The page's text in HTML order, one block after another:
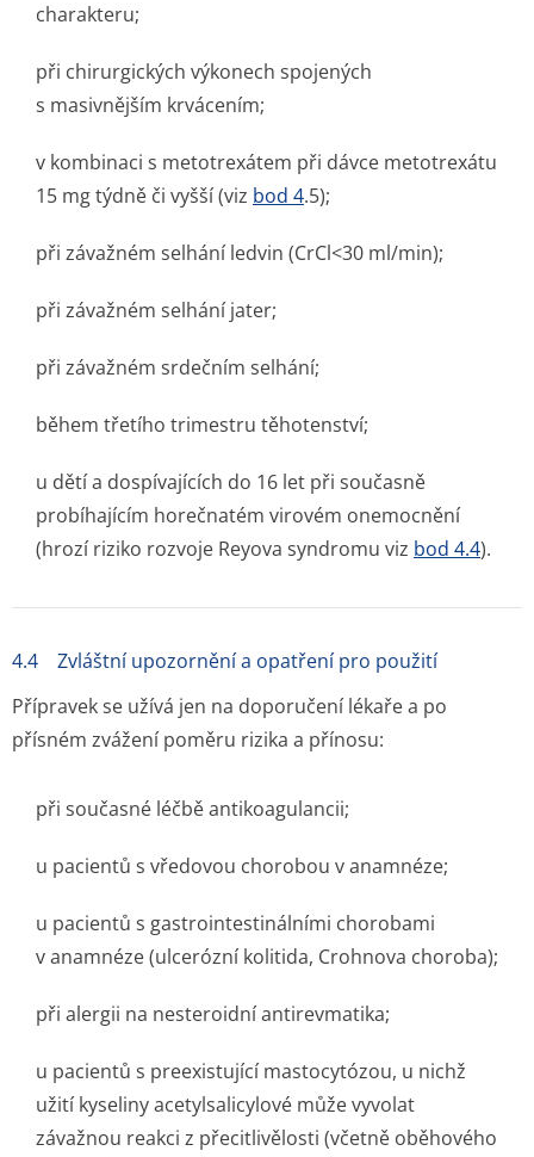
charakteru;
při chirurgických výkonech spojených
s masivnějším krvácením;
v kombinaci s metotrexátem při dávce metotrexátu
15 mg týdně či vyšší (viz bod 4.5);
při závažném selhání ledvin (CrCl<30 ml/min);
při závažném selhání jater;
při závažném srdečním selhání;
během třetího trimestru těhotenství;
u dětí a dospívajících do 16 let při současně
probíhajícím horečnatém virovém onemocnění
(hrozí riziko rozvoje Reyova syndromu viz bod 4.4).
4.4 Zvláštní upozornění a opatření pro použití
Přípravek se užívá jen na doporučení lékaře a po
přísném zvážení poměru rizika a přínosu:
při současné léčbě antikoagulancii;
u pacientů s vředovou chorobou v anamnéze;
u pacientů s gastrointes­tinálními chorobami
v anamnéze (ulcerózní kolitida, Crohnova choroba);
při alergii na nesteroidní antirevmatika;
u pacientů s preexistující mastocytózou, u nichž
užití kyseliny acetylsalicylové může vyvolat
závažnou reakci z přecitlivělosti (včetně oběhového